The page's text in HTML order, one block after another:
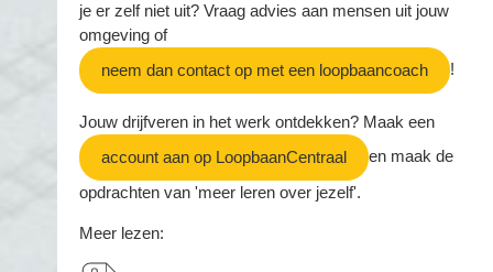
je er zelf niet uit? Vraag advies aan mensen uit jouw
omgeving of
neem dan contact op met een loopbaancoach
!
Jouw drijfveren in het werk ontdekken? Maak een
account aan op LoopbaanCentraal
en maak de
opdrachten van 'meer leren over jezelf'.
Meer lezen: